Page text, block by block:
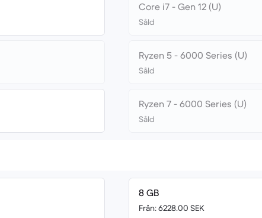
Core i7 - Gen 12 (U)
Såld
Ryzen 5 - 6000 Series (U)
Såld
Ryzen 7 - 6000 Series (U)
Såld
8 GB
Från: 6228.00 SEK